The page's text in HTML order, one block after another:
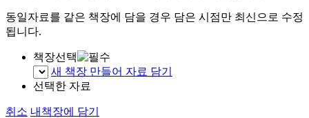
동일자료를 같은 책장에 담을 경우 담은 시점만 최신으로 수정
됩니다.
책장선택
새 책장 만들어 자료 담기
선택한 자료
취소 내책장에 담기